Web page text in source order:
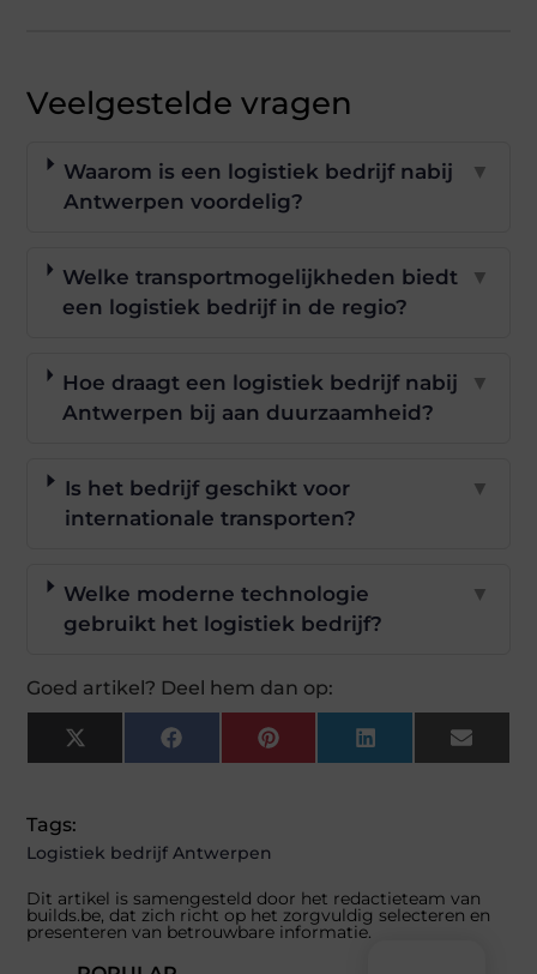
Veelgestelde vragen
Waarom is een logistiek bedrijf nabij
Antwerpen voordelig?
▼
Welke transportmogelijkheden biedt
een logistiek bedrijf in de regio?
▼
Hoe draagt een logistiek bedrijf nabij
Antwerpen bij aan duurzaamheid?
▼
Is het bedrijf geschikt voor
internationale transporten?
▼
Welke moderne technologie
gebruikt het logistiek bedrijf?
▼
Goed artikel? Deel hem dan op:
X
(Twitter)
FacebookPinterestLinkedInEmail
Tags:
Logistiek bedrijf Antwerpen
Dit artikel is samengesteld door het redactieteam van
builds.be, dat zich richt op het zorgvuldig selecteren en
presenteren van betrouwbare informatie.